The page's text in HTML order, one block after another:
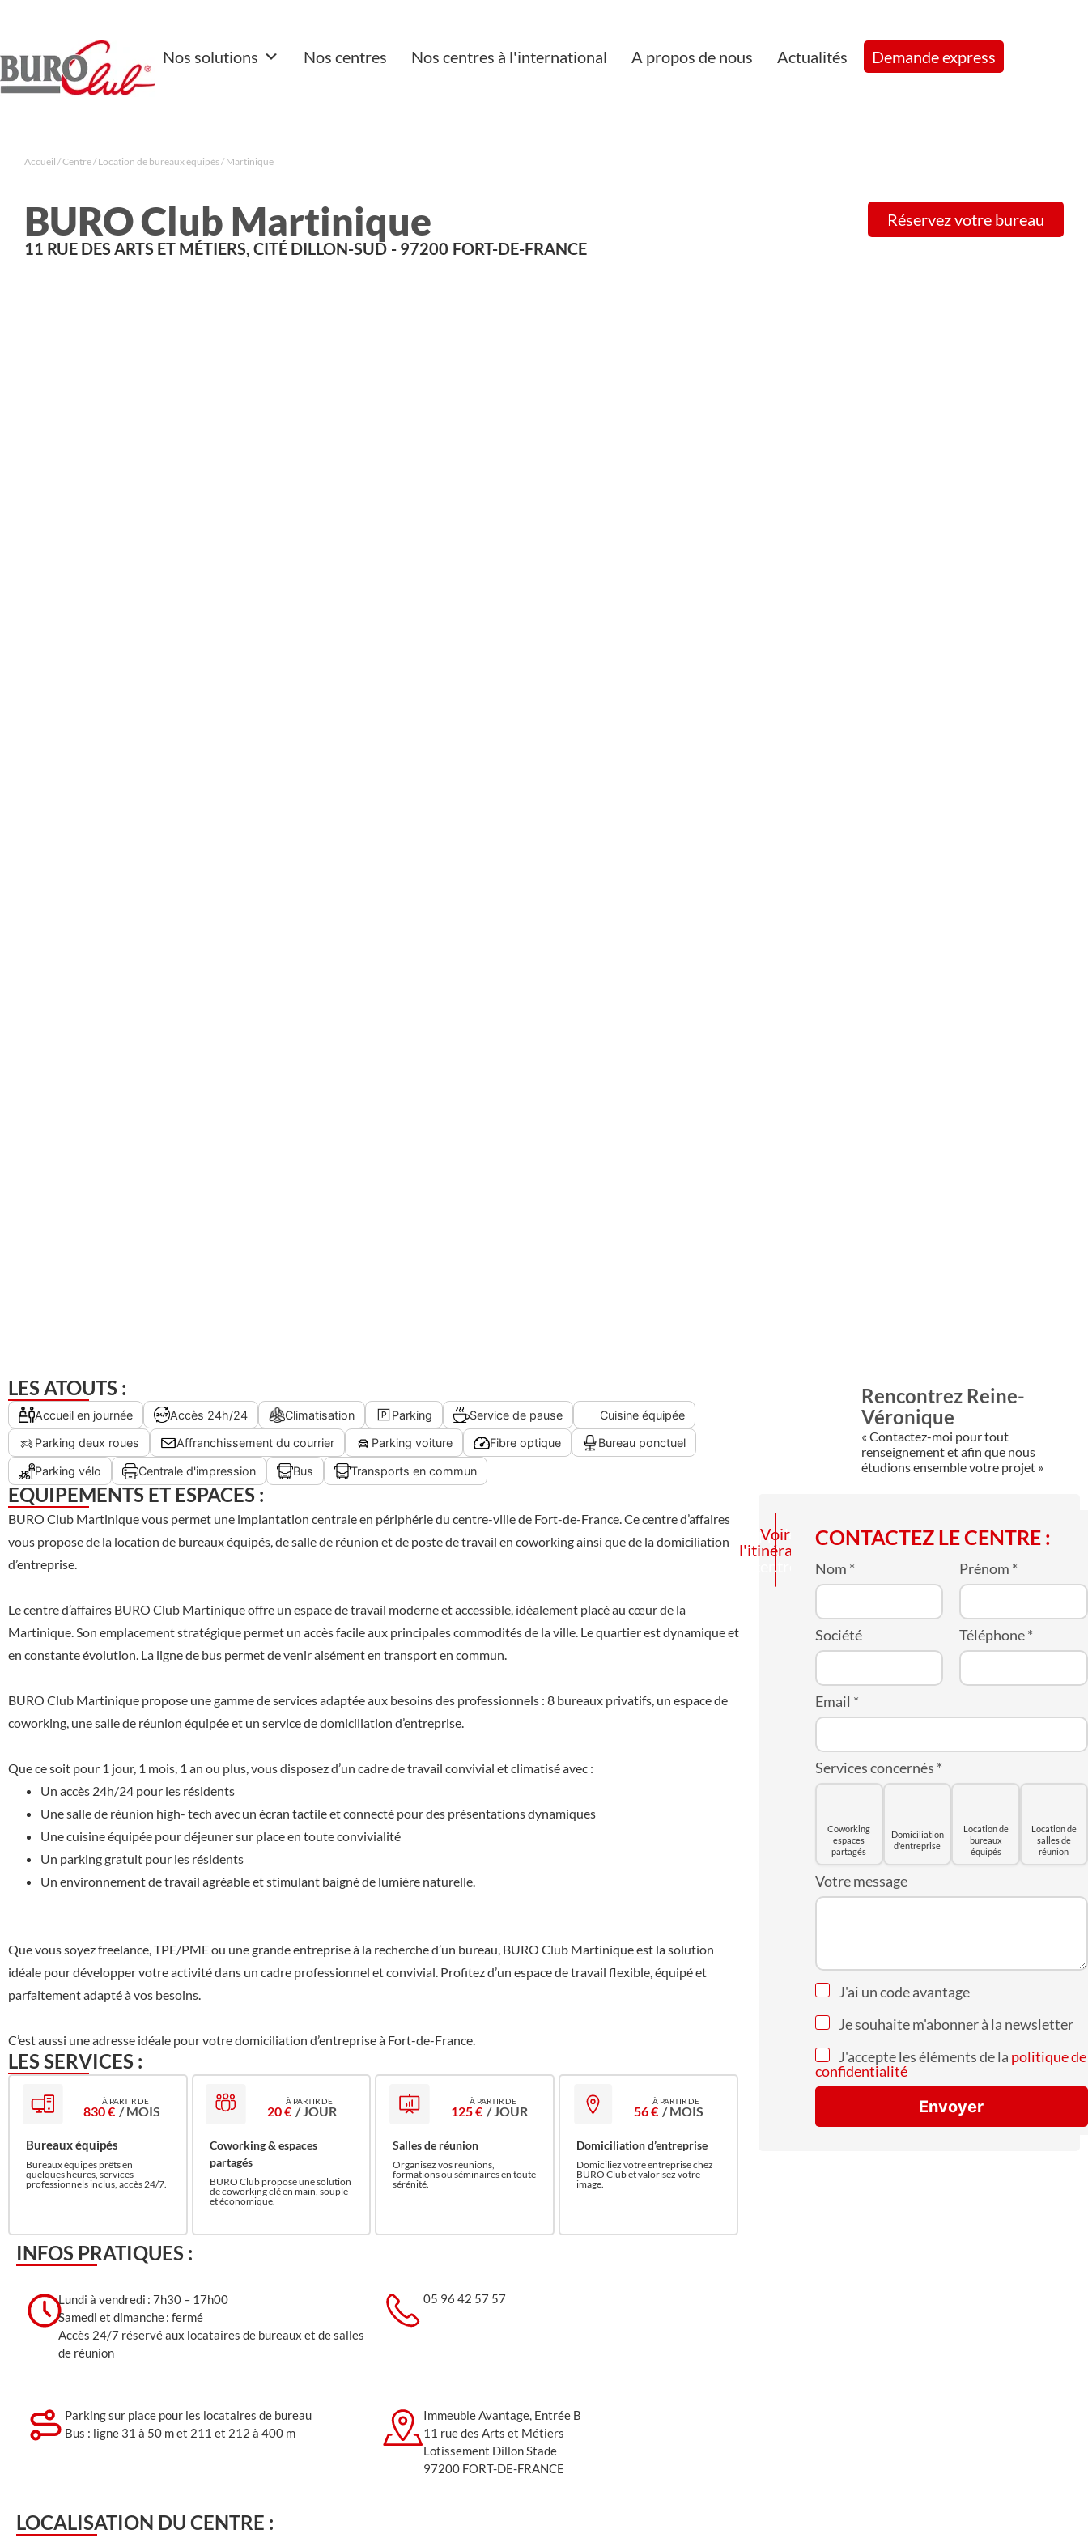
Nos solutions Nos centres Nos centres à l'international A propos de nous Actualités Demande express
Accueil /Centre/ Location de bureaux équipés/ Martinique
BURO Club Martinique
11 RUE DES ARTS ET MÉTIERS, CITÉ DILLON-SUD - 97200 FORT-DE-FRANCE
Réservez votre bureau
LES ATOUTS :
Accueil en journée Accès 24h/24 Climatisation Parking Service de pause Cuisine équipée
Parking deux roues Affranchissement du courrier Parking voiture Fibre optique Bureau ponctuel
Parking vélo Centrale d'impression Bus Transports en commun
EQUIPEMENTS ET ESPACES :
BURO Club Martinique vous permet une implantation centrale en périphérie du centre-ville de Fort-de-France. Ce centre d’affaires
vous propose de la location de bureaux équipés, de salle de réunion et de poste de travail en coworking ainsi que de la domiciliation
d’entreprise.
Le centre d’affaires BURO Club Martinique offre un espace de travail moderne et accessible, idéalement placé au cœur de la
Martinique. Son emplacement stratégique permet un accès facile aux principales commodités de la ville. Le quartier est dynamique et
en constante évolution. La ligne de bus permet de venir aisément en transport en commun.
BURO Club Martinique propose une gamme de services adaptée aux besoins des professionnels : 8 bureaux privatifs, un espace de
coworking, une salle de réunion équipée et un service de domiciliation d’entreprise.
Que ce soit pour 1 jour, 1 mois, 1 an ou plus, vous disposez d’un cadre de travail convivial et climatisé avec :
Un accès 24h/24 pour les résidents
Une salle de réunion high- tech avec un écran tactile et connecté pour des présentations dynamiques
Une cuisine équipée pour déjeuner sur place en toute convivialité
Un parking gratuit pour les résidents
Un environnement de travail agréable et stimulant baigné de lumière naturelle.
Que vous soyez freelance, TPE/PME ou une grande entreprise à la recherche d’un bureau, BURO Club Martinique est la solution
idéale pour développer votre activité dans un cadre professionnel et convivial. Profitez d’un espace de travail flexible, équipé et
parfaitement adapté à vos besoins.
C’est aussi une adresse idéale pour votre domiciliation d’entreprise à Fort-de-France.
LES SERVICES :
830 € / MOIS
Bureaux équipés
Bureaux équipés prêts en
quelques heures, services
professionnels inclus, accès 24/7.
20 € / JOUR
Coworking & espaces
partagés
BURO Club propose une solution
de coworking clé en main, souple
et économique.
125 € / JOUR
Salles de réunion
Organisez vos réunions,
formations ou séminaires en toute
sérénité.
56 € / MOIS
Domiciliation d’entreprise
Domiciliez votre entreprise chez
BURO Club et valorisez votre
image.
INFOS PRATIQUES :
Lundi à vendredi : 7h30 – 17h00
Samedi et dimanche : fermé
Accès 24/7 réservé aux locataires de bureaux et de salles
de réunion
05 96 42 57 57
Parking sur place pour les locataires de bureau
Bus : ligne 31 à 50 m et 211 et 212 à 400 m
Immeuble Avantage, Entrée B
11 rue des Arts et Métiers
Lotissement Dillon Stade
97200 FORT-DE-FRANCE
LOCALISATION DU CENTRE :
Rencontrez Reine-
Véronique
« Contactez-moi pour tout
renseignement et afin que nous
étudions ensemble votre projet »
Appelez
le
centre
Voir
l'itinéraire
CONTACTEZ LE CENTRE :
Nom * Prénom *
Société Téléphone*
Email *
Services concernés *
Coworking
espaces
partagés
Domiciliation
d'entreprise
Location de
bureaux
équipés
Location de
salles de
réunion
Votre message
J'ai un code avantage
Je souhaite m'abonner à la newsletter
J'accepte les éléments de la politique de
confidentialité
Envoyer